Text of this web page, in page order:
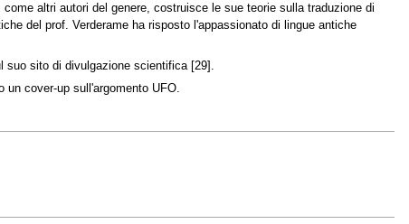
altri autori del genere, costruisce le sue teorie sulla traduzione di
del prof. Verderame ha risposto l'appassionato di lingue antiche
sito di divulgazione scientifica [29].
cover-up sull'argomento UFO.